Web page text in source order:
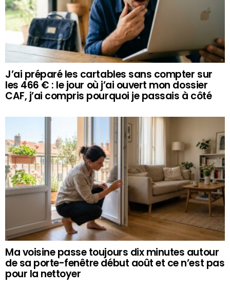
J’ai préparé les cartables sans compter sur
les 466 € : le jour où j’ai ouvert mon dossier
CAF, j’ai compris pourquoi je passais à côté
Ma voisine passe toujours dix minutes autour
de sa porte-fenêtre début août et ce n’est pas
pour la nettoyer